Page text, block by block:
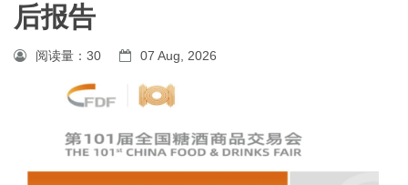
后报告
阅读量： 30 07 Aug, 2026